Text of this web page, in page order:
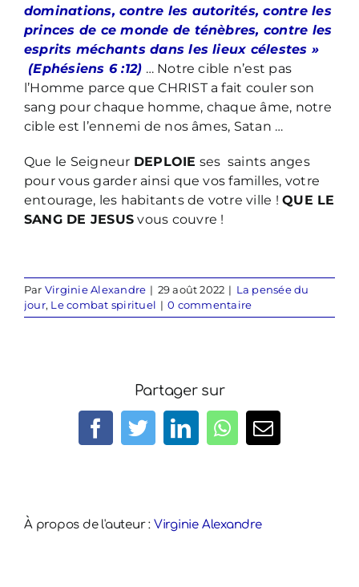
dominations, contre les autorités, contre les
princes de ce monde de ténèbres, contre les
esprits méchants dans les lieux célestes »
(Ephésiens 6 :12) … Notre cible n’est pas
l’Homme parce que CHRIST a fait couler son
sang pour chaque homme, chaque âme, notre
cible est l’ennemi de nos âmes, Satan …
Que le Seigneur DEPLOIE ses saints anges
pour vous garder ainsi que vos familles, votre
entourage, les habitants de votre ville !QUE LE
SANG DE JESUS vous couvre !
Par Virginie Alexandre | 29 août 2022 | La pensée du
jour, Le combat spirituel | 0 commentaire
Partager sur
Facebook
TwitterLinkedInWhatsApp
Email
À propos de l'auteur : Virginie Alexandre